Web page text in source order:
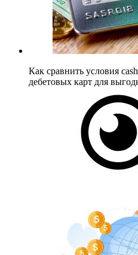
Как сравнить условия
дебетовых карт для